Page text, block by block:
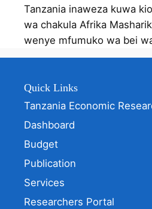
Tanzania inaweza kuwa
wa chakula Afrika
wenye mfumuko wa bei
Quick Links
Tanzania Economic
Dashboard
Budget
Publication
Services
Researchers Portal